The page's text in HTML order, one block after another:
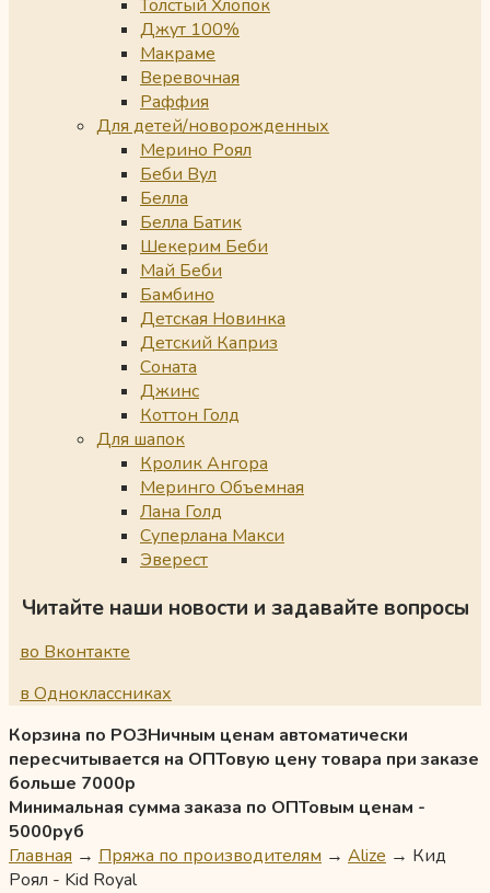
Толстый Хлопок
Джут 100%
Макраме
Веревочная
Раффия
Для детей/новорожденных
Мерино Роял
Беби Вул
Белла
Белла Батик
Шекерим Беби
Май Беби
Бамбино
Детская Новинка
Детский Каприз
Соната
Джинс
Коттон Голд
Для шапок
Кролик Ангора
Меринго Объемная
Лана Голд
Суперлана Макси
Эверест
Читайте наши новости и задавайте вопросы
во Вконтакте
в Одноклассниках
Корзина по РОЗНичным ценам автоматически
пересчитывается на ОПТовую цену товара при заказе
больше 7000р
Минимальная сумма заказа по ОПТовым ценам -
5000руб
Главная → Пряжа по производителям → Alize → Кид
Роял - Kid Royal